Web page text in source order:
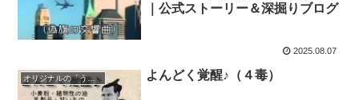
｜公式ストーリー＆深掘りブログ
2025.08.07
オリジナルの「うた」♪ よんどく覚醒♪（４毒）